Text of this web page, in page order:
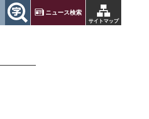
サイトマップ
ニュース検索